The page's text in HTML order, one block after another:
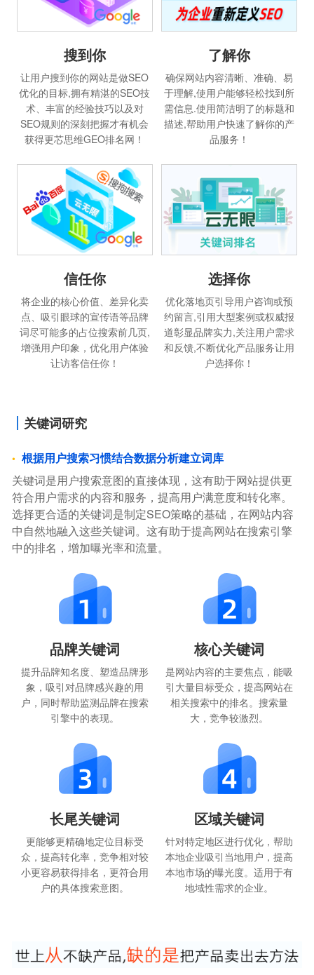
搜到你
让用户搜到你的网站是做SEO
优化的目标,拥有精湛的SEO技
术、丰富的经验技巧以及对
SEO规则的深刻把握才有机会
获得更芯思维GEO排名网！
了解你
确保网站内容清晰、准确、易
于理解,使用户能够轻松找到所
需信息.使用简洁明了的标题和
描述,帮助用户快速了解你的产
品服务！
信任你
将企业的核心价值、差异化卖
点、吸引眼球的宣传语等品牌
词尽可能多的占位搜索前几页,
增强用户印象，优化用户体验
让访客信任你！
选择你
优化落地页引导用户咨询或预
约留言,引用大型案例或权威报
道彰显品牌实力,关注用户需求
和反馈,不断优化产品服务让用
户选择你！
关键词研究
根据用户搜索习惯结合数据分析建立词库
关键词是用户搜索意图的直接体现，这有助于网站提供更
符合用户需求的内容和服务，提高用户满意度和转化率。
选择更合适的关键词是制定SEO策略的基础，在网站内容
中自然地融入这些关键词。这有助于提高网站在搜索引擎
中的排名，增加曝光率和流量。
品牌关键词
提升品牌知名度、塑造品牌形
象，吸引对品牌感兴趣的用
户，同时帮助监测品牌在搜索
引擎中的表现。
核心关键词
是网站内容的主要焦点，能吸
引大量目标受众，提高网站在
相关搜索中的排名。搜索量
大，竞争较激烈。
长尾关键词
更能够更精确地定位目标受
众，提高转化率，竞争相对较
小更容易获得排名，更符合用
户的具体搜索意图。
区域关键词
针对特定地区进行优化，帮助
本地企业吸引当地用户，提高
本地市场的曝光度。适用于有
地域性需求的企业。